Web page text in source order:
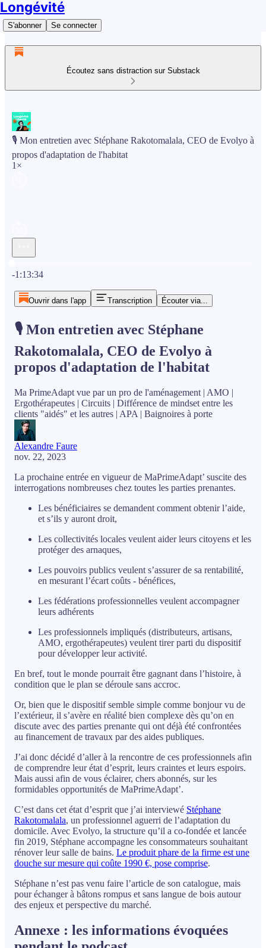
Longévité
S'abonner Se connecter
Écoutez sans distraction sur Substack
🎙️ Mon entretien avec Stéphane Rakotomalala, CEO de Evolyo à
propos d'adaptation de l'habitat
1×
-1:13:34
Ouvrir dans l'app Transcription Écouter via...
🎙️ Mon entretien avec Stéphane
Rakotomalala, CEO de Evolyo à
propos d'adaptation de l'habitat
Ma PrimeAdapt vue par un pro de l'aménagement | AMO |
Ergothérapeutes | Circuits | Différence de mindset entre les
clients "aidés" et les autres | APA | Baignoires à porte
Alexandre Faure
nov. 22, 2023
La prochaine entrée en vigueur de MaPrimeAdapt’ suscite des
interrogations nombreuses chez toutes les parties prenantes.
Les bénéficiaires se demandent comment obtenir l’aide,
et s’ils y auront droit,
Les collectivités locales veulent aider leurs citoyens et les
protéger des arnaques,
Les pouvoirs publics veulent s’assurer de sa rentabilité,
en mesurant l’écart coûts - bénéfices,
Les fédérations professionnelles veulent accompagner
leurs adhérents
Les professionnels impliqués (distributeurs, artisans,
AMO, ergothérapeutes) veulent tirer parti du dispositif
pour développer leur activité.
En bref, tout le monde pourrait être gagnant dans l’histoire, à
condition que le plan se déroule sans accroc.
Or, bien que le dispositif semble simple comme bonjour vu de
l’extérieur, il s’avère en réalité bien complexe dès qu’on en
discute avec des parties prenante qui ont déjà été confrontées
au financement de travaux par des aides publiques.
J’ai donc décidé d’aller à la rencontre de ces professionnels afin
de comprendre leur état d’esprit, leurs craintes et leurs espoirs.
Mais aussi afin de vous éclairer, chers abonnés, sur les
formidables opportunités de MaPrimeAdapt’.
C’est dans cet état d’esprit que j’ai interviewé Stéphane
Rakotomalala, un professionnel aguerri de l’adaptation du
domicile. Avec Evolyo, la structure qu’il a co-fondée et lancée
fin 2019, Stéphane accompagne les consommateurs souhaitant
rénover leur salle de bains. Le produit phare de la firme est une
douche sur mesure qui coûte 1990 €, pose comprise.
Stéphane n’est pas venu faire l’article de son catalogue, mais
pour échanger à bâtons rompus et sans langue de bois autour
des enjeux et perspective du marché.
Annexe : les informations évoquées